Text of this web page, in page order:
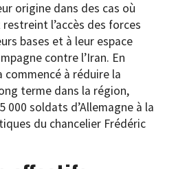
origine dans des cas où
l’accès des forces
bases et à leur espace
contre l’Iran. En
commencé à réduire la
terme dans la région,
soldats d’Allemagne à la
du chancelier Frédéric